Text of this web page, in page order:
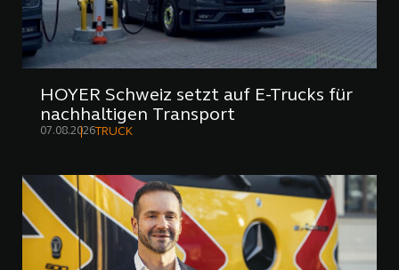
HOYER Schweiz setzt auf E-Trucks für
nachhaltigen Transport
07.08.2026 TRUCK